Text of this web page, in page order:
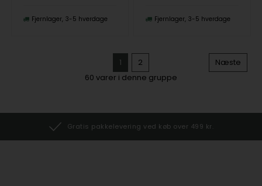
Fjernlager 3-5 hverdage Fjernlager 3-5 hverdage
1 2
Næste
60 varer i denne gruppe
Gratis pakkelevering ved køb over 499 kr.